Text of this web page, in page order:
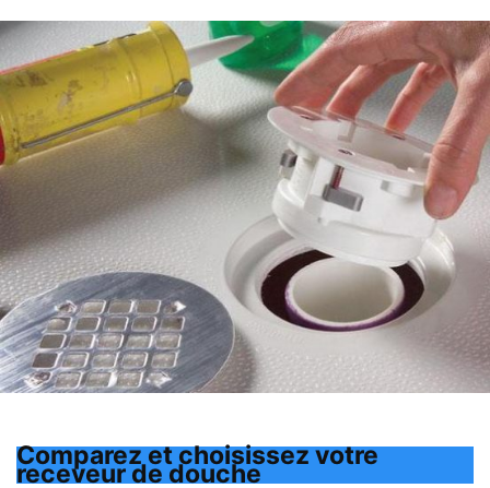
Comparez et choisissez votre
receveur de douche